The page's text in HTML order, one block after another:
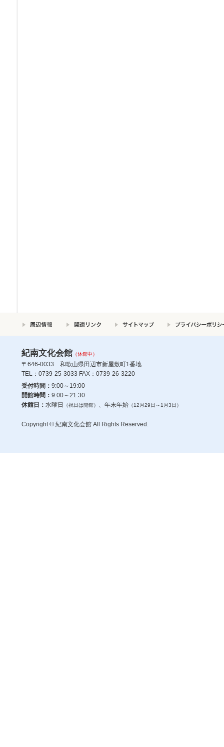
紀南文化会館 （休館中）
〒646-0033 和歌山県田辺市新屋敷町1番地
TEL：0739-25-3033 FAX：0739-26-3220
受付時間： 9:00～19:00
開館時間： 9:00～21:30
休館日： 水曜日 （祝日は開館） 、年末年始（12月29日～1月3日）
Copyright © 紀南文化会館 All Rights Reserved.